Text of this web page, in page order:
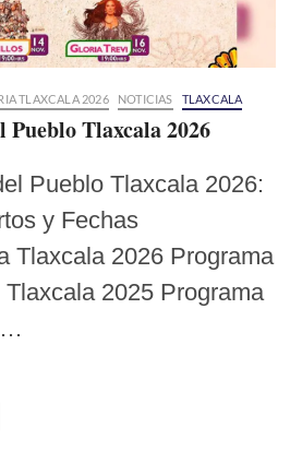
TLAXCALA 2026 NOTICIAS TLAXCALA
Tlaxcala 2026
Pueblo Tlaxcala 2026:
y Fechas
Tlaxcala 2026 Programa
2025 Programa